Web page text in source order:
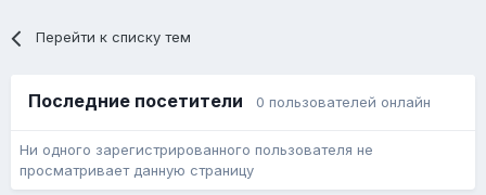
Перейти к списку тем
Последние посетители 0 пользователей онлайн
Ни одного зарегистрированного пользователя не
просматривает данную страницу